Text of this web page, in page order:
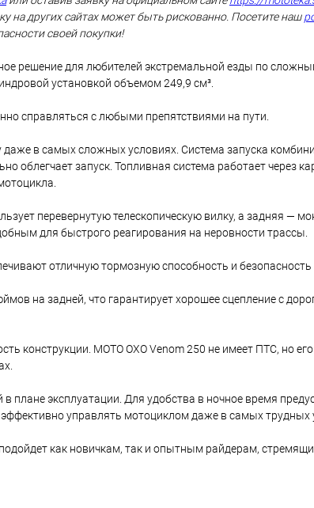
на других сайтах может быть рискованно. Посетите наш
своей покупки!
решение для любителей экстремальной езды по
установкой объемом 249,9 см³.
справляться с любыми препятствиями на пути.
даже в самых сложных условиях. Система запуска
облегчает запуск. Топливная система работает через
перевернутую телескопическую вилку, а задняя —
для быстрого реагирования на неровности трассы.
отличную тормозную способность и
на задней, что гарантирует хорошее сцепление с
конструкции. MOTO OXO Venom 250 не имеет ПТС, но
плане эксплуатации. Для удобства в ночное время
управлять мотоциклом даже в самых трудных
как новичкам, так и опытным райдерам,